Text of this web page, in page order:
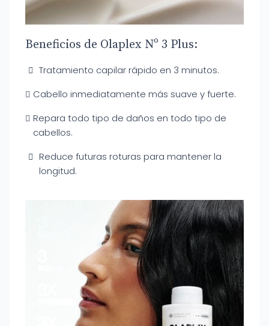
Beneficios de Olaplex Nº 3 Plus:
Tratamiento capilar rápido en 3 minutos.
Cabello inmediatamente más suave y fuerte.
Repara todo tipo de daños en todo tipo de
cabellos.
Reduce futuras roturas para mantener la
longitud.